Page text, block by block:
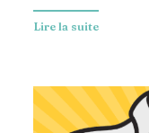
Lire la suite